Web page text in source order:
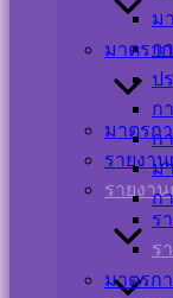
ม
ก
มาตรก
รายงา
รายงา
ร
ร
มาตรา
ป
ก
ก
ม
ก
มาตรก
ติดต่อ-สอบถาม
Messenger
Powered by